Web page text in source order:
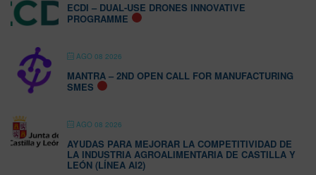
ECDI – DUAL-USE DRONES INNOVATIVE
PROGRAMME
AGO 08 2026
MANTRA – 2ND OPEN CALL FOR MANUFACTURING
SMES
AGO 08 2026
AYUDAS PARA MEJORAR LA COMPETITIVIDAD DE
LA INDUSTRIA AGROALIMENTARIA DE CASTILLA Y
LEÓN (LÍNEA AI2)